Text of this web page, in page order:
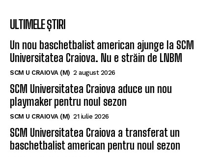
ULTIMELE ȘTIRI
Un nou baschetbalist american ajunge la SCM
Universitatea Craiova. Nu e străin de LNBM
SCM U CRAIOVA (M)
SCM Universitatea Craiova aduce un nou
playmaker pentru noul sezon
21 iulie 2026